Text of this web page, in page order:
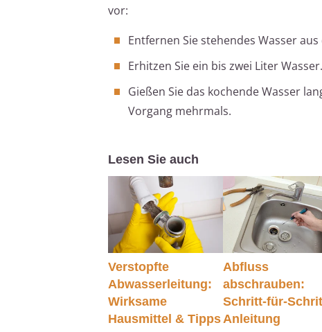
vor:
Entfernen Sie stehendes Wasser
Erhitzen Sie ein bis zwei Liter Wasser.
Gießen Sie das kochende Wasser
Vorgang mehrmals.
Lesen Sie auch
Verstopfte
Abwasserleitung:
Wirksame
Hausmittel & Tipps
Abfluss
abschrauben:
Schritt-für-
Anleitung